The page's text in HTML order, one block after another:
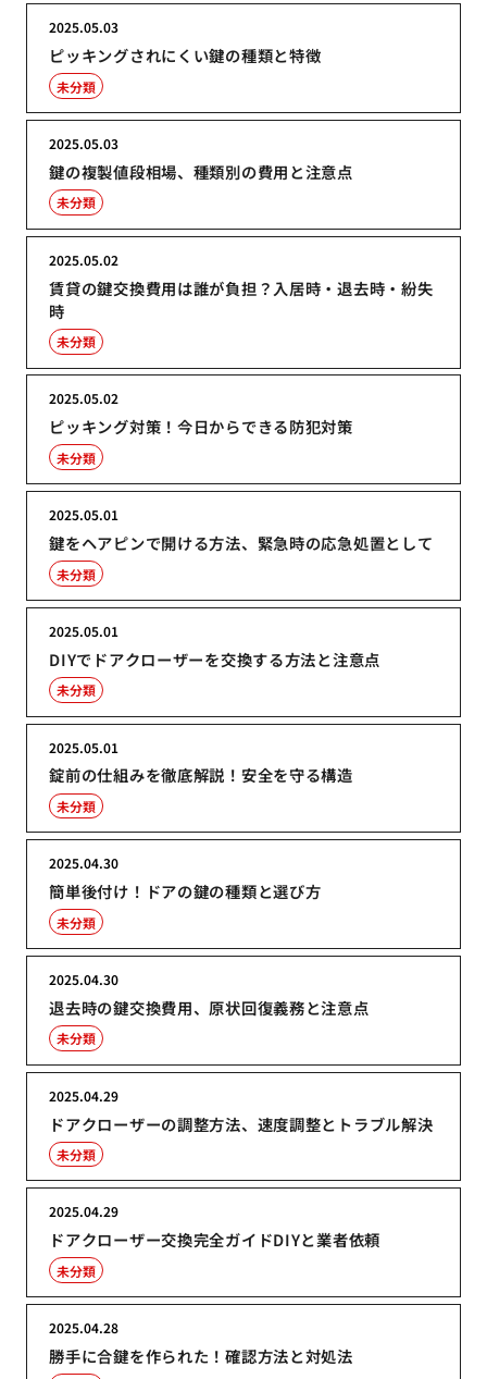
ピッキングされにくい鍵の種類と特徴
2025.05.03
未分類
鍵の複製値段相場、種類別の費用と注意点
2025.05.03
未分類
賃貸の鍵交換費用は誰が負担？入居時・退去時・紛失
時
2025.05.02
未分類
ピッキング対策！今日からできる防犯対策
2025.05.02
未分類
鍵をヘアピンで開ける方法、緊急時の応急処置として
2025.05.01
未分類
DIYでドアクローザーを交換する方法と注意点
2025.05.01
未分類
錠前の仕組みを徹底解説！安全を守る構造
2025.05.01
未分類
簡単後付け！ドアの鍵の種類と選び方
2025.04.30
未分類
退去時の鍵交換費用、原状回復義務と注意点
2025.04.30
未分類
ドアクローザーの調整方法、速度調整とトラブル解決
2025.04.29
未分類
ドアクローザー交換完全ガイドDIYと業者依頼
2025.04.29
未分類
勝手に合鍵を作られた！確認方法と対処法
2025.04.28